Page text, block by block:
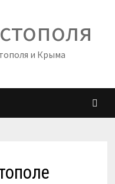
и Крыма